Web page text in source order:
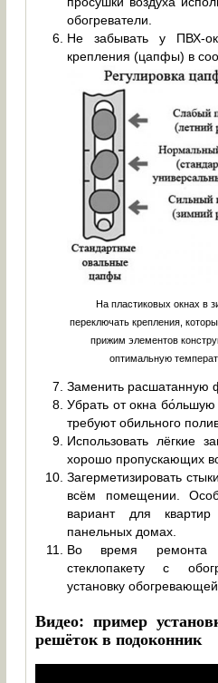
обогреватели.
Не забывать у ПВХ-
крепления (цапфы) в
На пластиковых окнах в
переключать крепления,
прижим элементов
оптимальную
Заменить расшатанную
Убрать от окна бо́льшую
требуют обильного
Использовать лёгкие
хорошо пропускающих
Загерметизировать
всём помещении.
вариант для
панельных домах.
Во время ремонта
стеклопакету с
установку
Видео: пример
решёток в подоконник